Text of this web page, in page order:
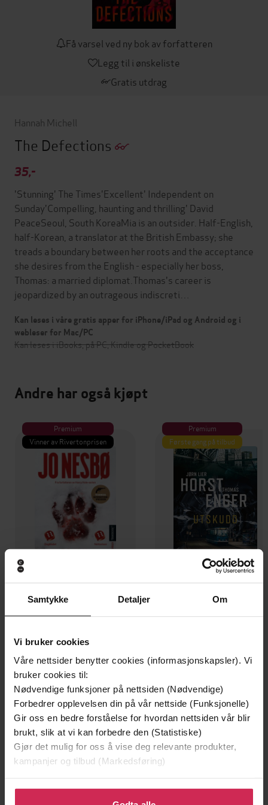
Samtykke Detaljer Om
Vi bruker cookies
Våre nettsider benytter cookies (informasjonskapsler). Vi
bruker cookies til:
Nødvendige funksjoner på nettsiden (Nødvendige)
Forbedrer opplevelsen din på vår nettside (Funksjonelle)
Gir oss en bedre forståelse for hvordan nettsiden vår blir
brukt, slik at vi kan forbedre den (Statistiske)
Gjør det mulig for oss å vise deg relevante produkter,
kampanjer og tilbud (Markedsføring)
Klikk på «Godta alle» for å gi oss ditt samtykke til å
Få varsel ved ny bok av forfatteren
Legg til i ønskeliste
Gratis utdrag
Hannah Michell
The Defections
35,-
'Stunning' The Times'Excellent' Independent on
Sunday'Compelling, haunting and thrilling' David
PeaceSeoul, South KoreaMia is an outsider. Half-English,
half-Korean, a translator at the British Embassy; she
treads a boundary between her roots and the acceptance
she desires from the English - especially her boss,
Thomas: a married diplomat.Thomas's career is
jeopardized by an outrageous indiscreti…
Kan leses i våre gratis apper for iPhone/iPad og Android og i
webleser for Mac/PC
Kan leses i iBooks, på PC, Kindle og PocketBook
Andre har også kjøpt
Premium
Vinner av Rivertonprisen
Jo Nesbø
Premium
Første gang på tilbud
Forfattere Hannah Michell(forfatter)
Forlag riverrun
Utgitt 24.12.2013